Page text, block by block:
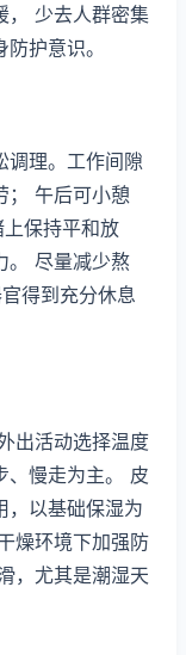
， 少去人群密集
护意识。
调理。工作间隙
； 午后可小憩
保持平和放
。 尽量减少熬
得到充分休息
出活动选择温度
、慢走为主。 皮
，以基础保湿为
燥环境下加强防
，尤其是潮湿天